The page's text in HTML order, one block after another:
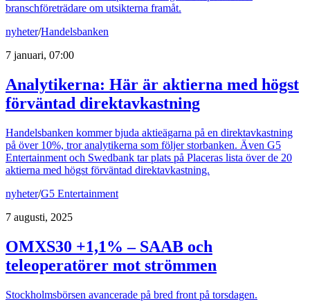
branschföreträdare om utsikterna framåt.
nyheter/Handelsbanken
7 januari, 07:00
Analytikerna: Här är aktierna med högst
förväntad direktavkastning
Handelsbanken kommer bjuda aktieägarna på en direktavkastning
på över 10%, tror analytikerna som följer storbanken. Även G5
Entertainment och Swedbank tar plats på Placeras lista över de 20
aktierna med högst förväntad direktavkastning.
nyheter/G5 Entertainment
7 augusti, 2025
OMXS30 +1,1% – SAAB och
teleoperatörer mot strömmen
Stockholmsbörsen avancerade på bred front på torsdagen.